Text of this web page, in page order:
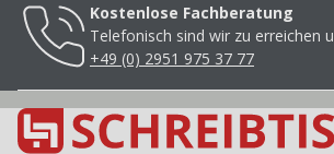
Kostenlose Fachberatung
Telefonisch sind wir zu erreichen
+49 (0) 2951 975 37 77